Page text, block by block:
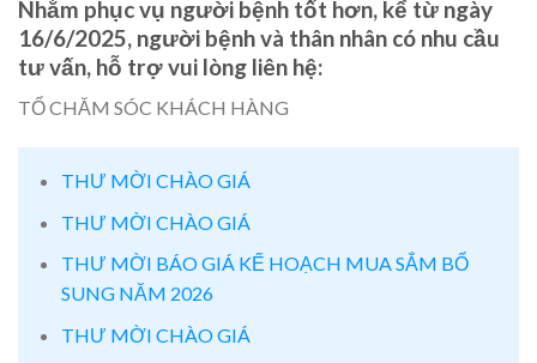
Nhằm phục vụ người bệnh tốt hơn, kể từ ngày
16/6/2025, người bệnh và thân nhân có nhu cầu
tư vấn, hỗ trợ vui lòng liên hệ:
TỔ CHĂM SÓC KHÁCH HÀNG
THƯ MỜI CHÀO GIÁ
THƯ MỜI CHÀO GIÁ
THƯ MỜI BÁO GIÁ KẾ HOẠCH MUA SẮM BỔ
SUNG NĂM 2026
THƯ MỜI CHÀO GIÁ